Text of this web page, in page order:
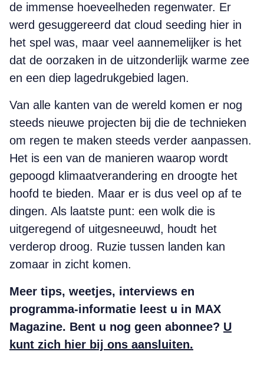
de immense hoeveelheden regenwater. Er
werd gesuggereerd dat cloud seeding hier in
het spel was, maar veel aannemelijker is het
dat de oorzaken in de uitzonderlijk warme zee
en een diep lagedrukgebied lagen.
Van alle kanten van de wereld komen er nog
steeds nieuwe projecten bij die de technieken
om regen te maken steeds verder aanpassen.
Het is een van de manieren waarop wordt
gepoogd klimaatverandering en droogte het
hoofd te bieden. Maar er is dus veel op af te
dingen. Als laatste punt: een wolk die is
uitgeregend of uitgesneeuwd, houdt het
verderop droog. Ruzie tussen landen kan
zomaar in zicht komen.
Meer tips, weetjes, interviews en
programma-informatie leest u in MAX
Magazine. Bent u nog geen abonnee? U
kunt zich hier bij ons aansluiten.